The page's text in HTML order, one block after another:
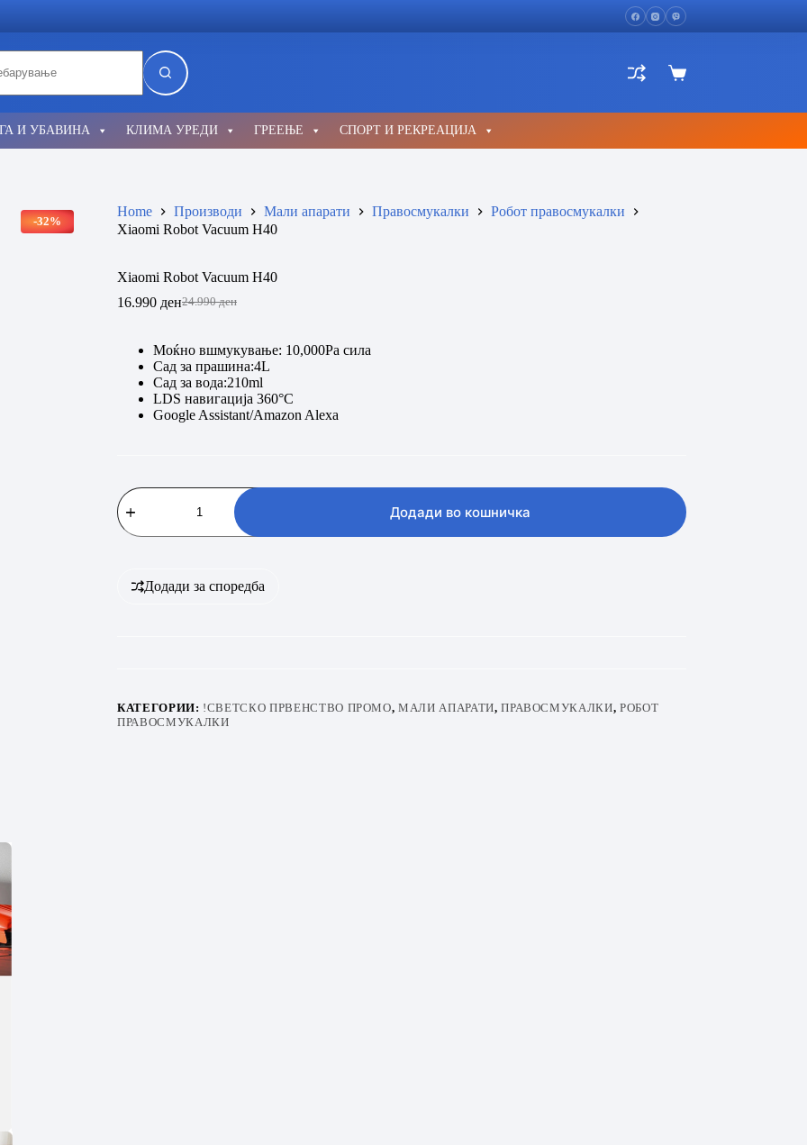
Shopping
И УБАВИНА КЛИМА УРЕДИ ГРЕЕЊЕ СПОРТ И РЕКРЕАЦИЈА
-32%
Home Производи Мали апарати Правосмукалки
Робот правосмукалки
Xiaomi Robot Vacuum H40
Xiaomi Robot Vacuum H40
24.990ден
Original
was:
24.990 ден.
16.990 денCurrent
is:
16.990 ден.
Моќно вшмукување: 10,000Pa сила
Сад за прашина:4L
Сад за вода:210ml
LDS навигација 360°C
Google Assistant/Amazon Alexa
Xiaomi
Robot
Vacuum
H40
Додади во кошничка
Додади за споредба
КАТЕГОРИИ: !СВЕТСКО ПРВЕНСТВО ПРОМО,МАЛИ АПАРАТИ,ПРАВОСМУКАЛКИ, РОБОТ
ПРАВОСМУКАЛКИ